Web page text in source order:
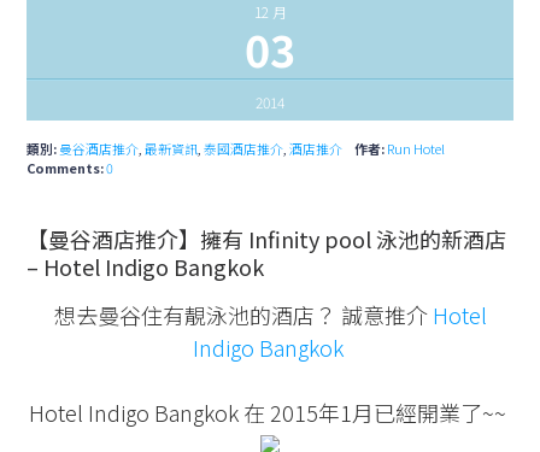
12 月
03
2014
類別:曼谷酒店推介 ,最新資訊 ,泰國酒店推介 ,酒店推介 作者:Run Hotel
Comments:0
【曼谷酒店推介】擁有 Infinity pool 泳池的新酒店
– Hotel Indigo Bangkok
想去曼谷住有靚泳池的酒店？ 誠意推介Hotel
Indigo Bangkok
Hotel Indigo Bangkok 在 2015年1月已經開業了~~